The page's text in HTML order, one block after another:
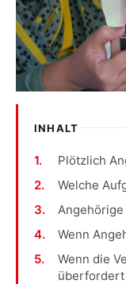
INHALT
Plötzlich
Welche
Wenn
Wenn die
überfordert